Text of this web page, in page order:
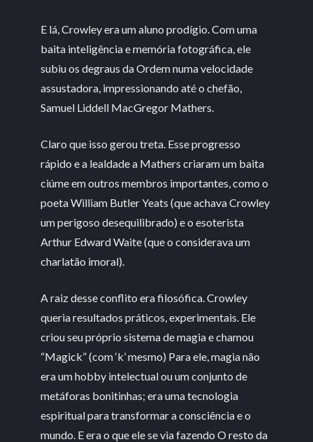
E lá, Crowley era um aluno prodígio. Com uma
baita inteligência e memória fotográfica, ele
subiu os degraus da Ordem numa velocidade
assustadora, impressionando até o chefão,
Samuel Liddell MacGregor Mathers.
Claro que isso gerou treta. Esse progresso
rápido e a lealdade a Mathers criaram um baita
ciúme em outros membros importantes, como o
poeta William Butler Yeats (que achava Crowley
um perigoso desequilibrado) e o esoterista
Arthur Edward Waite (que o considerava um
charlatão imoral).
A raiz desse conflito era filosófica. Crowley
queria resultados práticos, experimentais. Ele
criou seu próprio sistema de magia e chamou
“Magick” (com ‘k’ mesmo) Para ele, magia não
era um hobby intelectual ou um conjunto de
metáforas bonitinhas; era uma tecnologia
espiritual para transformar a consciência e o
mundo. E era o que ele se via fazendo O resto da